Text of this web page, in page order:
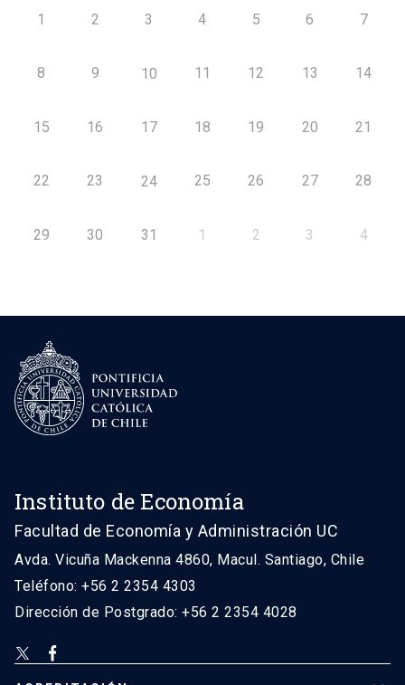
1 2 3 4 5 6 7
8 9 10 11 12 13 14
15 16 17 18 19 20 21
22 23 24 25 26 27 28
29 30 31 1 2 3 4
Instituto de Economía
Facultad de Economía y Administración UC
Avda. Vicuña Mackenna 4860, Macul. Santiago, Chile
Teléfono: +56 2 2354 4303
Dirección de Postgrado: +56 2 2354 4028